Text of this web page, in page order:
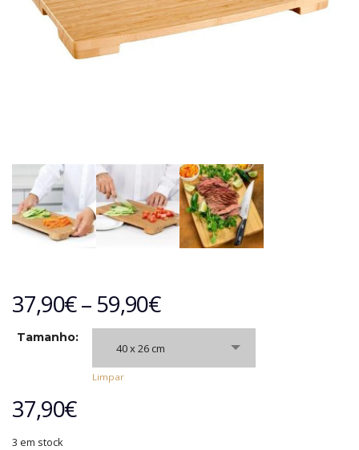
37,90€– 59,90€
Tamanho:
40 x 26 cm
Limpar
37,90€
3 em stock